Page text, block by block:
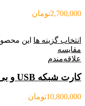
2,700,000تومان
انتخاب گزینه ها این
مقایسه
علاقه‌مندم
کارت شبکه USB و بی‌سیم سه باند AX5400 دی لينک DLINK DWA-XE5452
10,800,000تومان